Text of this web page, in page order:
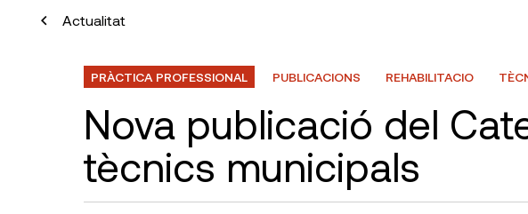
Actualitat
PRÀCTICA PROFESSIONAL PUBLICACIONS REHABILITACIO
Nova publicació del
tècnics municipals